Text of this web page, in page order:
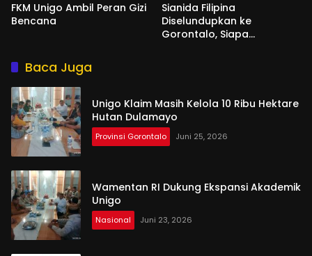
FKM Unigo Ambil Peran Gizi
Bencana
Sianida Filipina
Diselundupkan ke
Gorontalo, Siapa
Baca Juga
Unigo Klaim Masih Kelola 10 Ribu Hektare
Hutan Dulamayo
Provinsi Gorontalo Juni 25, 2026
Wamentan RI Dukung Ekspansi Akademik
Unigo
Nasional Juni 23, 2026